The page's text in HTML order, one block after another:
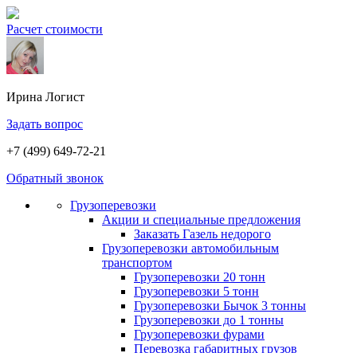
Расчет стоимости
Ирина Логист
Задать вопрос
+7 (499) 649-72-21
Обратный звонок
Грузоперевозки
Акции и специальные предложения
Заказать Газель недорого
Грузоперевозки автомобильным
транспортом
Грузоперевозки 20 тонн
Грузоперевозки 5 тонн
Грузоперевозки Бычок 3 тонны
Грузоперевозки до 1 тонны
Грузоперевозки фурами
Перевозка габаритных грузов